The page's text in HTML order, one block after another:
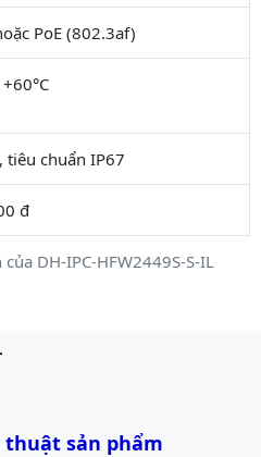
DH-IPC-HFW2449S-S-IL
PoE (802.3af)
tiêu chuẩn IP67
đ
phẩm
sản phẩm